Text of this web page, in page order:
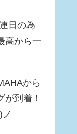
日の為
高から一
から
が到着！